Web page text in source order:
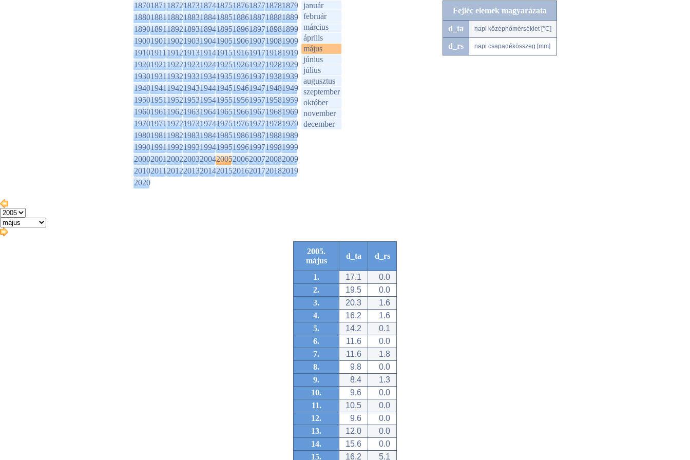
1870187118721873187418751876187718781879
1880188118821883188418851886188718881889
1890189118921893189418951896189718981899
1900190119021903190419051906190719081909
1910191119121913191419151916191719181919
1920192119221923192419251926192719281929
1930193119321933193419351936193719381939
1940194119421943194419451946194719481949
1950195119521953195419551956195719581959
1960196119621963196419651966196719681969
1970197119721973197419751976197719781979
1980198119821983198419851986198719881989
1990199119921993199419951996199719981999
2000200120022003200420052006200720082009
2010201120122013201420152016201720182019
2020
január
február
március
április
május
június
július
augusztus
szeptember
október
november
december
Fejléc elemek magyarázata
d_ta napi középhőmérséklet [°C]
d_rs napi csapadékösszeg [mm]
2005.
május
d_ta d_rs
1. 17.1
0.0
2.
19.5
0.0
3.
20.3
1.6
4.
16.2
1.6
5.
14.2
0.1
6.
11.6
0.0
7.
11.6
1.8
8.
9.8
0.0
9.
8.4
1.3
10.
9.6
0.0
11.
10.5
0.0
12.
9.6
0.0
13.
12.0
0.0
14.
15.6
0.0
15.
16.2 5.1